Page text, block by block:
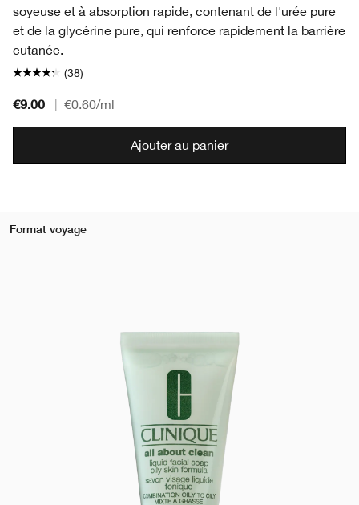
soyeuse et à absorption rapide, contenant de l'urée pure
et de la glycérine pure, qui renforce rapidement la barrière
cutanée.
(38)
€9.00 €0.60/ml
Ajouter au panier
Format voyage